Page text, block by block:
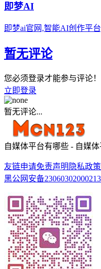
即梦AI
即梦ai官网,智能AI创作平
暂无评论
您必须登录才能参与评论！
立即登录
暂无评论...
自媒体平台有哪些 - 自媒
友链申请免责声明 隐私政策
黑公网安备